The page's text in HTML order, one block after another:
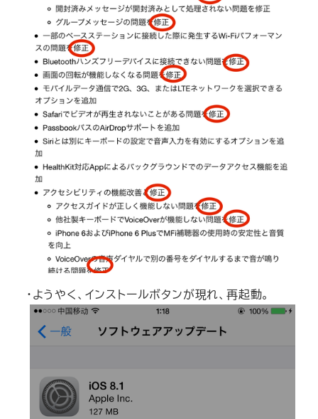
・ようやく、インストールボタンが現れ、再起動。